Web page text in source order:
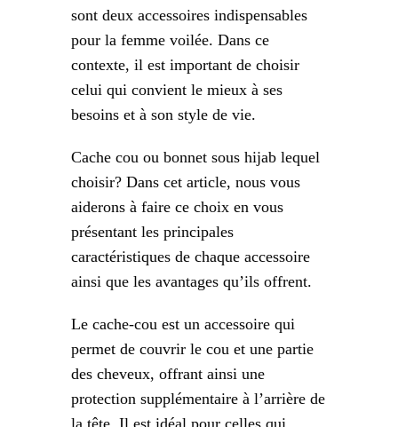
sont deux accessoires indispensables
pour la femme voilée. Dans ce
contexte, il est important de choisir
celui qui convient le mieux à ses
besoins et à son style de vie.
Cache cou ou bonnet sous hijab lequel
choisir? Dans cet article, nous vous
aiderons à faire ce choix en vous
présentant les principales
caractéristiques de chaque accessoire
ainsi que les avantages qu’ils offrent.
Le cache-cou est un accessoire qui
permet de couvrir le cou et une partie
des cheveux, offrant ainsi une
protection supplémentaire à l’arrière de
la tête. Il est idéal pour celles qui